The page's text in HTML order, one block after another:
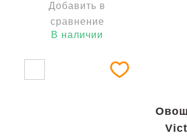
Добавить в
сравнение
В наличии